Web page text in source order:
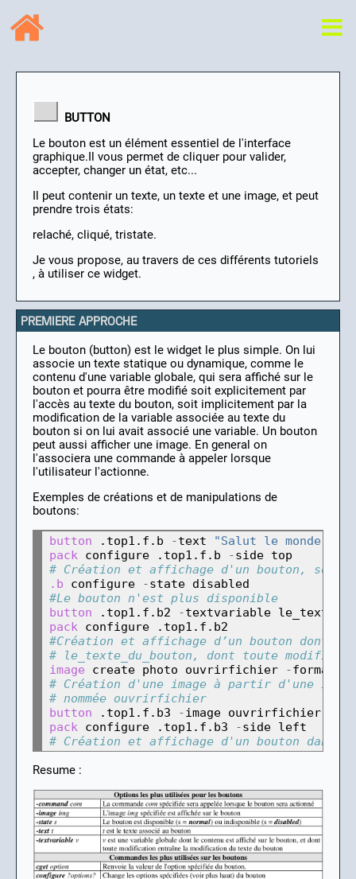
BUTTON
Le bouton est un élément essentiel de l'interface
graphique.Il vous permet de cliquer pour valider,
accepter, changer un état, etc...
Il peut contenir un texte, un texte et une image, et peut
prendre trois états:
relaché, cliqué, tristate.
Je vous propose, au travers de ces différents tutoriels
, à utiliser ce widget.
PREMIERE APPROCHE
Le bouton (button) est le widget le plus simple. On lui
associe un texte statique ou dynamique, comme le
contenu d'une variable globale, qui sera affiché sur le
bouton et pourra être modifié soit explicitement par
l'accès au texte du bouton, soit implicitement par la
modification de la variable associée au texte du
bouton si on lui avait associé une variable. Un bouton
peut aussi afficher une image. En general on
l'associera une commande à appeler lorsque
l'utilisateur l'actionne.
Exemples de créations et de manipulations de
boutons:
button .top1.f.b -text
"Salut le monde"
pack configure .top1.f.b -
# Création et affichage d'un bouton, son
.b configure -
#Le bouton n'est plus disponible
button .top1.f.b2
-
pack
#Création et affichage d’un bouton dont
# le_texte_du_bouton, dont toute
image create photo ouvrirfichier -format
# Création d'une image à partir d'une
# nommée ouvrirfichier
button .top1.f.b3 -
pack configure .top1.f.b3 -
# Création et affichage d'un bouton
Resume :